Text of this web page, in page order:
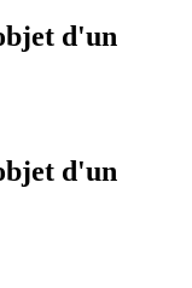
d'un
d'un